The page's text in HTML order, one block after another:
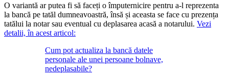
O variantă ar putea fi să faceți o împuternicire pentru a-l reprezenta
la bancă pe tatăl dumneavoastră, însă și aceasta se face cu prezența
tatălui la notar sau eventual cu deplasarea acasă a notarului. Vezi
detalii, în acest articol:
Cum pot actualiza la bancă datele
personale ale unei persoane bolnave,
nedeplasabile?